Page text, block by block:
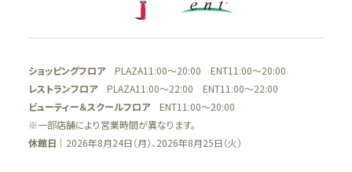
ショッピングフロアPLAZA11:00～20:00 ENT11:00～20:00
レストランフロアPLAZA11:00～22:00 ENT11:00～22:00
ビューティー＆スクールフロアENT11:00～20:00
※一部店舗により営業時間が異なります。
休館日 ｜2026年8月24日（月）、2026年8月25日（火）